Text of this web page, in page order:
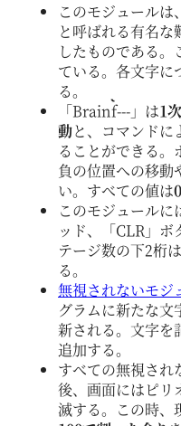
このモジュールは
と呼ばれる有名
したものである
ている。各文字に
る。
「Brainf---」は1
動と、コマンド
ることができる。
負の位置への移動
い。すべての値は0
このモジュール
ッド、「CLR」
テージ数の下2桁
る。
無視されないモジ
グラムに新たな文
新される。文字を
追加する。
すべての無視され
後、画面にはピリ
滅する。この時、